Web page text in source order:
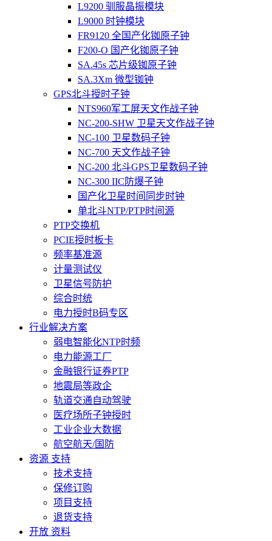
L9200 驯服晶振模块
L9000 时钟模块
FR9120 全国产化铷原子钟
F200-O 国产化铷原子钟
SA.45s 芯片级铷原子钟
SA.3Xm 微型铷钟
GPS北斗授时子钟
NTS960军工屏天文作战子钟
NC-200-SHW 卫星天文作战子钟
NC-100 卫星数码子钟
NC-700 天文作战子钟
NC-200 北斗GPS卫星数码子钟
NC-300 IIC防爆子钟
国产化卫星时间同步时钟
单北斗NTP/PTP时间源
PTP交换机
PCIE授时板卡
频率基准源
计量测试仪
卫星信号防护
综合时统
电力授时B码专区
行业解决方案
弱电智能化NTP时频
电力能源工厂
金融银行证券PTP
地震局等政企
轨道交通自动驾驶
医疗场所子钟授时
工业企业大数据
航空航天/国防
资源 支持
技术支持
保修订购
项目支持
退货支持
开放 资料